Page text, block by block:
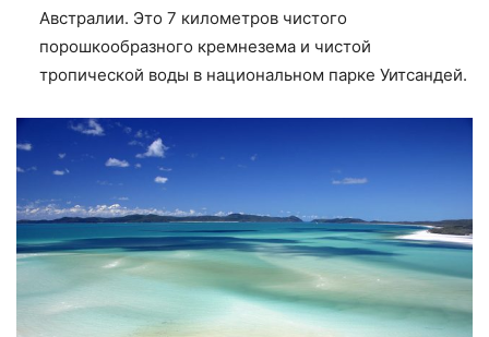
Австралии. Это 7 километров чистого
порошкообразного кремнезема и чистой
тропической воды в национальном парке Уитсандей.